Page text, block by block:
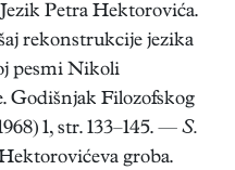
Jezik Petra Hektorovića.
rekonstrukcije jezika
pesmi Nikoli
Godišnjak Filozofskog
1, str. 133–145. — S.
groba.